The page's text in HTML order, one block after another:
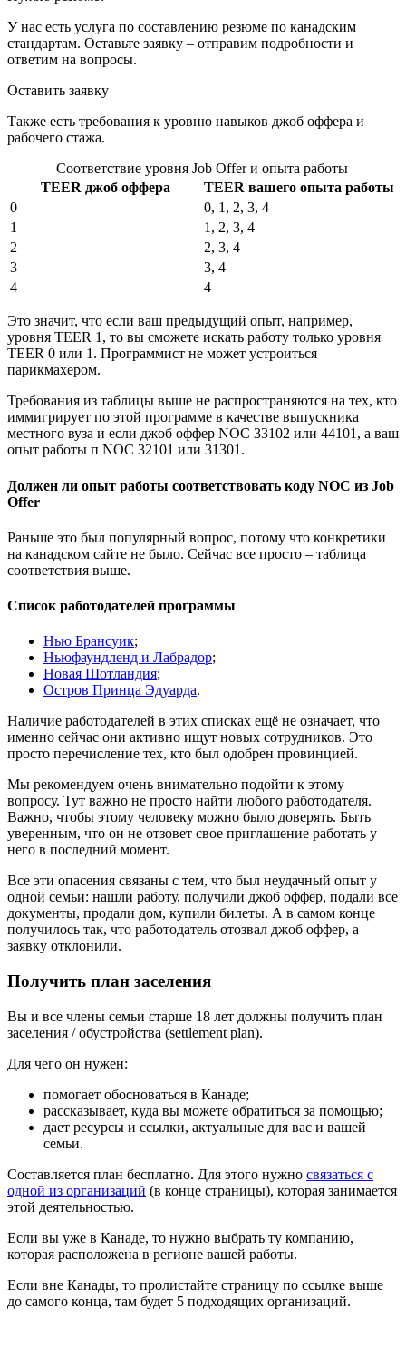
У нас есть услуга по составлению резюме по канадским
стандартам. Оставьте заявку – отправим подробности и
ответим на вопросы.
Оставить заявку
Также есть требования к уровню навыков джоб оффера и
рабочего стажа.
Соответствие уровня Job Offer и опыта работы
TEER джоб оффера
TEER вашего опыта работы
0
0, 1, 2, 3, 4
1
1, 2, 3, 4
2
2, 3, 4
3
3, 4
4
4
Это значит, что если ваш предыдущий опыт, например,
уровня TEER 1, то вы сможете искать работу только уровня
TEER 0 или 1. Программист не может устроиться
парикмахером.
Требования из таблицы выше не распространяются на тех, кто
иммигрирует по этой программе в качестве выпускника
местного вуза и если джоб оффер NOC 33102 или 44101, а ваш
опыт работы п NOC 32101 или 31301.
Должен ли опыт работы соответствовать коду NOC из Job
Offer
Раньше это был популярный вопрос, потому что конкретики
на канадском сайте не было. Сейчас все просто – таблица
соответствия выше.
Список работодателей программы
Нью Брансуик;
Ньюфаундленд и Лабрадор;
Новая Шотландия;
Остров Принца Эдуарда.
Наличие работодателей в этих списках ещё не означает, что
именно сейчас они активно ищут новых сотрудников. Это
просто перечисление тех, кто был одобрен провинцией.
Мы рекомендуем очень внимательно подойти к этому
вопросу. Тут важно не просто найти любого работодателя.
Важно, чтобы этому человеку можно было доверять. Быть
уверенным, что он не отзовет свое приглашение работать у
него в последний момент.
Все эти опасения связаны с тем, что был неудачный опыт у
одной семьи: нашли работу, получили джоб оффер, подали все
документы, продали дом, купили билеты. А в самом конце
получилось так, что работодатель отозвал джоб оффер, а
заявку отклонили.
Получить план заселения
Вы и все члены семьи старше 18 лет должны получить план
заселения / обустройства (settlement plan).
Для чего он нужен:
помогает обосноваться в Канаде;
рассказывает, куда вы можете обратиться за помощью;
дает ресурсы и ссылки, актуальные для вас и вашей
семьи.
Составляется план бесплатно. Для этого нужно связаться с
одной из организаций (в конце страницы), которая занимается
этой деятельностью.
Если вы уже в Канаде, то нужно выбрать ту компанию,
которая расположена в регионе вашей работы.
Если вне Канады, то пролистайте страницу по ссылке выше
до самого конца, там будет 5 подходящих организаций.